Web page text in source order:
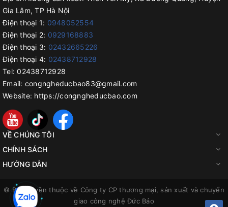
Gia Lâm, TP Hà Nội
Điện thoại 1: 0948052554
Điện thoại 2: 0929168883
Điện thoại 3: 02432665226
Điện thoại 4: 02438712928
Tel: 02438712928
Email: congngheducbao83@gmail.com
Website: https://congngheducbao.com
VỀ CHÚNG TÔI
CHÍNH SÁCH
HƯỚNG DẪN
© Bản quyền thuộc về Công ty CP thương mại, sản xuất và chuyển
giao công nghệ Đức Bảo